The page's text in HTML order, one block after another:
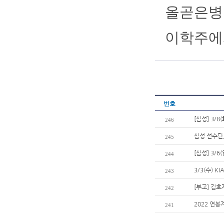
올곧은
이학주
번호
246 [삼성] 3/8(
245 삼성 선수
244 [삼성] 3/6(
243 3/3(수)
242 [부고] 김호
241 2022 연봉